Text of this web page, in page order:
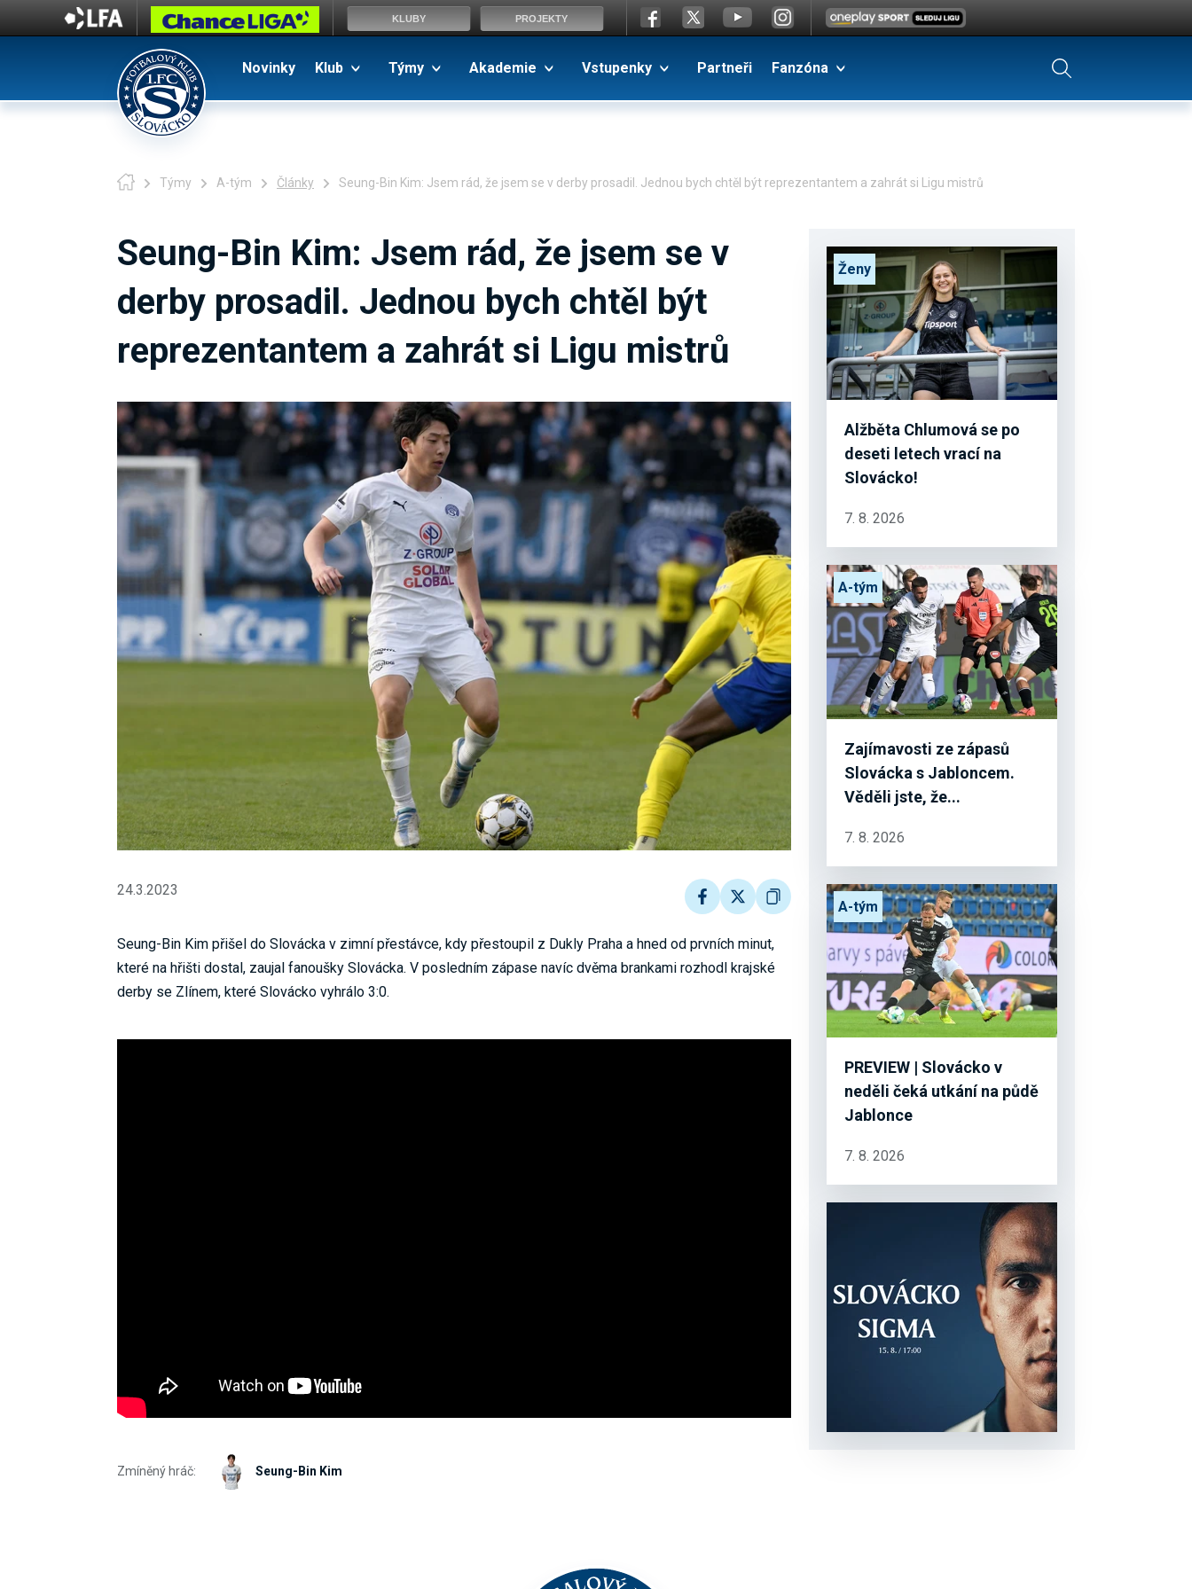
Novinky Klub Týmy Akademie Vstupenky Partneři Fanzóna
Týmy A-tým Články Seung-Bin Kim: Jsem rád, že jsem se v derby prosadil. Jednou bych chtěl být reprezentantem a zahrát si Ligu mistrů
Seung-Bin Kim: Jsem rád, že jsem se v
derby prosadil. Jednou bych chtěl být
reprezentantem a zahrát si Ligu mistrů
24.3.2023
Seung-Bin Kim přišel do Slovácka v zimní přestávce, kdy přestoupil z Dukly Praha a hned od prvních minut,
které na hřišti dostal, zaujal fanoušky Slovácka. V posledním zápase navíc dvěma brankami rozhodl krajské
derby se Zlínem, které Slovácko vyhrálo 3:0.
Zmíněný hráč: Seung-Bin Kim
Alžběta Chlumová se po
deseti letech vrací na
Slovácko!
Ženy
7. 8. 2026
Zajímavosti ze zápasů
Slovácka s Jabloncem.
Věděli jste, že...
A-tým
7. 8. 2026
PREVIEW | Slovácko v
neděli čeká utkání na půdě
Jablonce
A-tým
7. 8. 2026
KLUBY PROJEKTY